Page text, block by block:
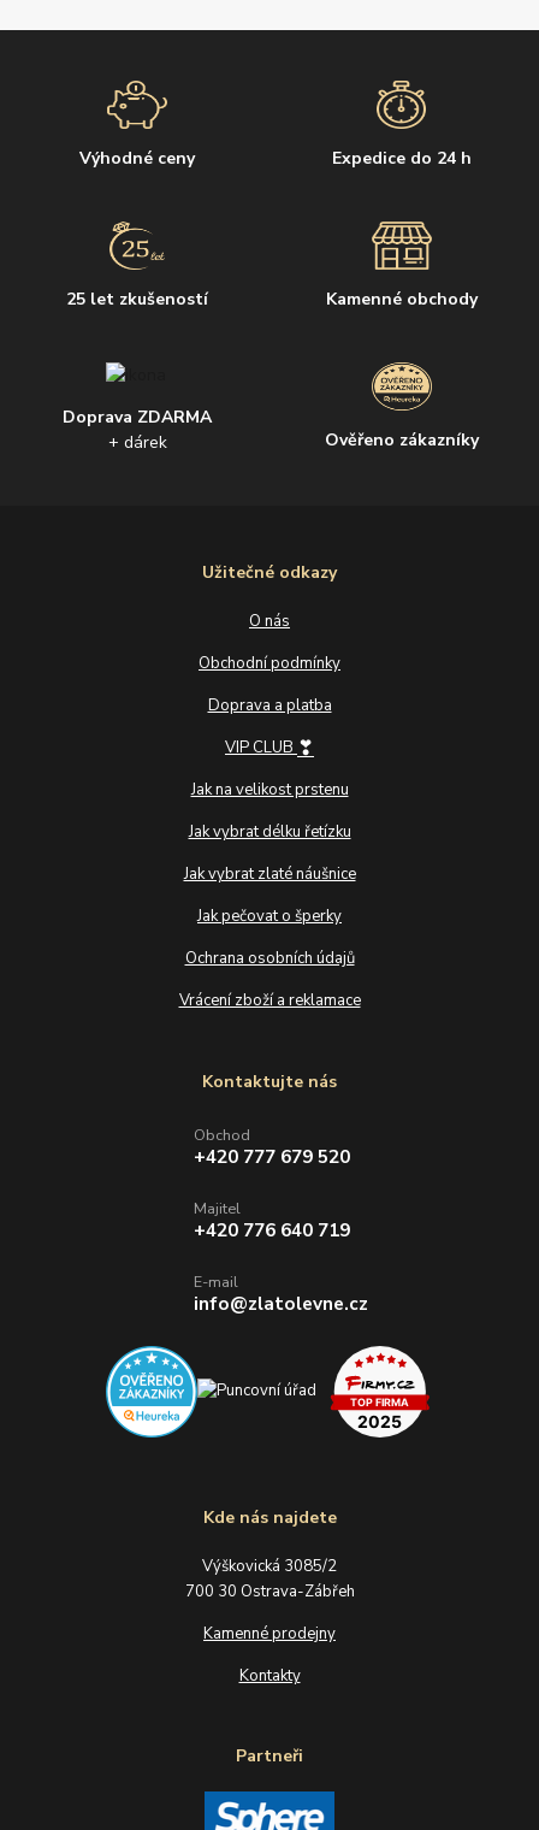
Výhodné ceny Expedice do 24 h
25 let zkušeností Kamenné obchody
Doprava ZDARMA
+ dárek
Ověřeno zákazníky
Užitečné odkazy
O nás
Obchodní podmínky
Doprava a platba
VIP CLUB ❣
Jak na velikost prstenu
Jak vybrat délku řetízku
Jak vybrat zlaté náušnice
Jak pečovat o šperky
Ochrana osobních údajů
Vrácení zboží a reklamace
Kde nás najdete
Výškovická 3085/2
700 30 Ostrava-Zábřeh
Kamenné prodejny
Kontakty
Partneři
Kontaktujte nás
Obchod
+420 777 679 520
Majitel
+420 776 640 719
E-mail
info@zlatolevne.cz